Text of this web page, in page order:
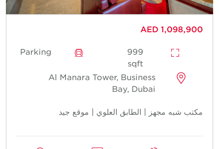
AED 1,098,900
999
sqft
Parking
Al Manara Tower, Business
Bay, Dubai
مكتب شبه مجهز | الطابق العلوي | موقع جيد